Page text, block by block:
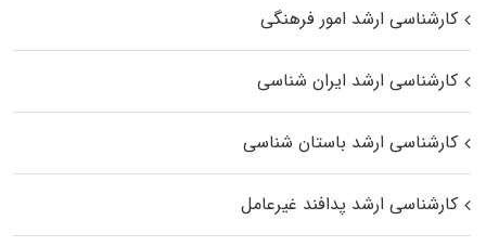
کارشناسی ارشد امور فرهنگی
کارشناسی ارشد ایران شناسی
کارشناسی ارشد باستان شناسی
کارشناسی ارشد پدافند غیرعامل